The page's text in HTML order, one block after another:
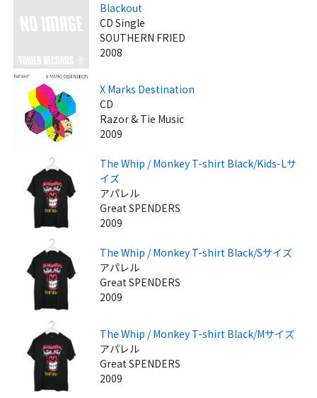
Blackout
CD Single
SOUTHERN FRIED
2008
X Marks Destination
CD
Razor & Tie Music
2009
The Whip / Monkey T-shirt Black/Kids-Lサ
イズ
アパレル
Great SPENDERS
2009
The Whip / Monkey T-shirt Black/Sサイズ
アパレル
Great SPENDERS
2009
The Whip / Monkey T-shirt Black/Mサイズ
アパレル
Great SPENDERS
2009